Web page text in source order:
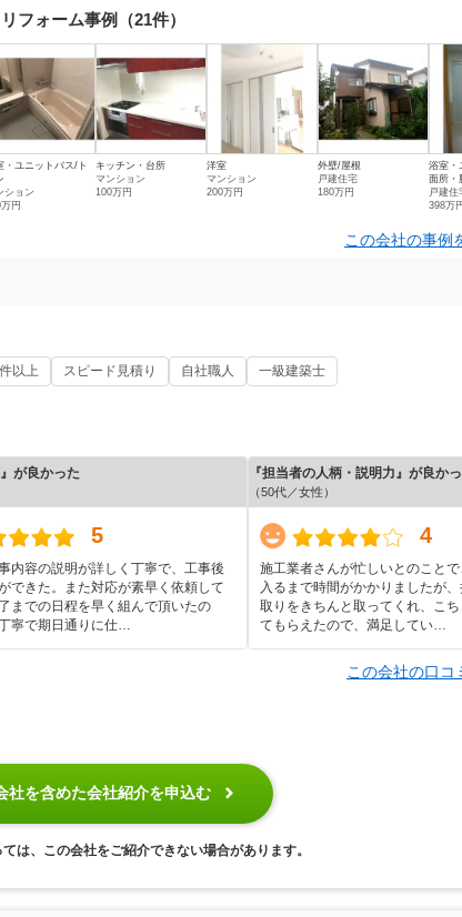
リフォーム事例 （21件）
・ユニットバス/ト
ション
円
キッチン・台所
マンション
100万円
洋室
マンション
200万円
外壁/屋根
戸建住宅
180万円
浴室・
面所・
戸建住
398万
この会社の事例
以上 スピード見積り 自社職人 一級建築士
が良かった
5
内容の説明が詳しく丁寧で、工事後
できた。また対応が素早く依頼して
までの日程を早く組んで頂いたの
寧で期日通りに仕…
『担当者の人柄・説明力』が良か
（50代／女性）
4
施工業者さんが忙しいとのこと
入るまで時間がかかりましたが
取りをきちんと取ってくれ、こ
てもらえたので、満足してい…
この会社の口コ
社を含めた会社紹介を申込む
は、この会社をご紹介できない場合があります。